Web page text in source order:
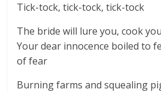
Tick-tock, tick-tock, tick-tock
The bride will lure you, cook
Your dear innocence boiled to
of fear
Burning farms and squealing